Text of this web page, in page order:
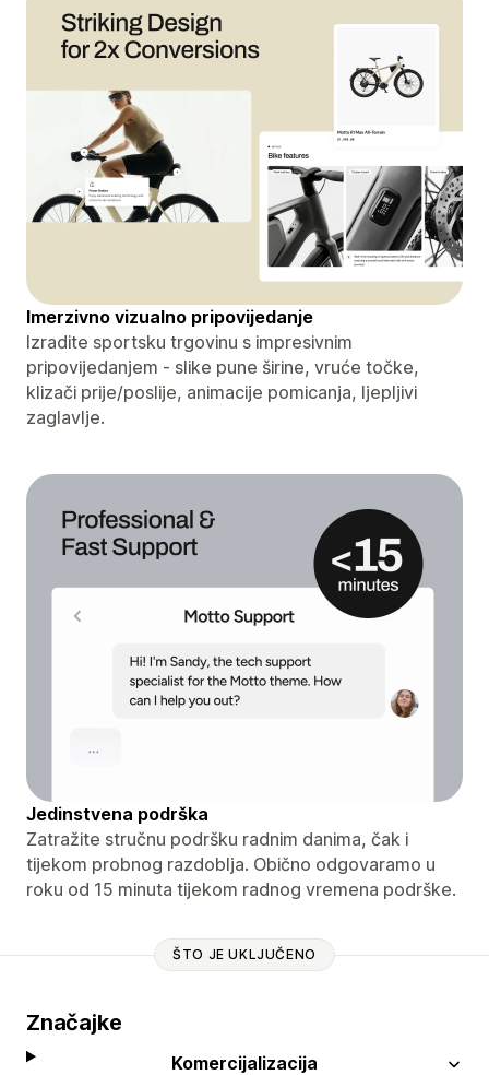
Imerzivno vizualno pripovijedanje
Izradite sportsku trgovinu s impresivnim
pripovijedanjem - slike pune širine, vruće točke,
klizači prije/poslije, animacije pomicanja, ljepljivi
zaglavlje.
Jedinstvena podrška
Zatražite stručnu podršku radnim danima, čak i
tijekom probnog razdoblja. Obično odgovaramo u
roku od 15 minuta tijekom radnog vremena podrške.
ŠTO JE UKLJUČENO
Značajke
Komercijalizacija